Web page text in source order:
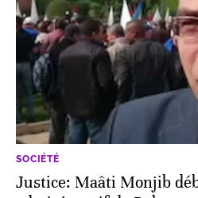
SOCIÉTÉ
Justice: Maâti Monjib